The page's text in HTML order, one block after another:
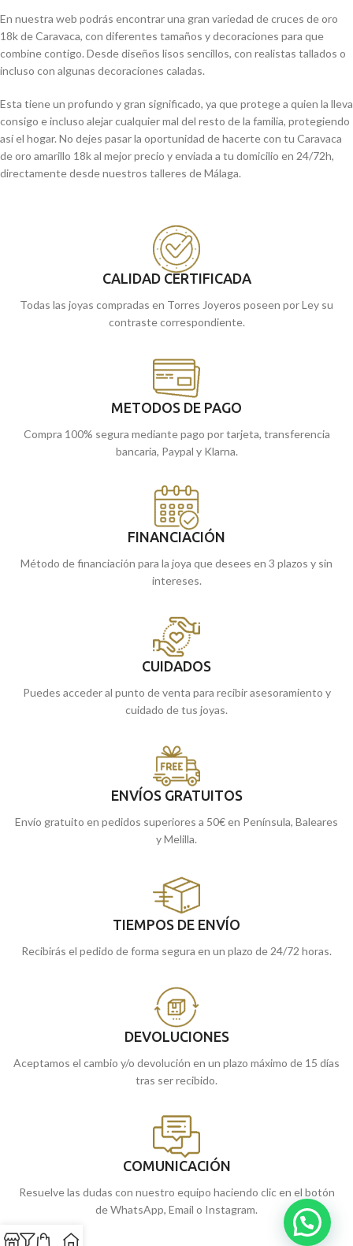
En nuestra web podrás encontrar una gran variedad de cruces de oro
18k de Caravaca, con diferentes tamaños y decoraciones para que
combine contigo. Desde diseños lisos sencillos, con realistas tallados o
incluso con algunas decoraciones caladas.
Esta tiene un profundo y gran significado, ya que protege a quien la lleva
consigo e incluso alejar cualquier mal del resto de la familia, protegiendo
así el hogar. No dejes pasar la oportunidad de hacerte con tu Caravaca
de oro amarillo 18k al mejor precio y enviada a tu domicilio en 24/72h,
directamente desde nuestros talleres de Málaga.
CALIDAD CERTIFICADA
Todas las joyas compradas en Torres Joyeros poseen por Ley su
contraste correspondiente.
METODOS DE PAGO
Compra 100% segura mediante pago por tarjeta, transferencia
bancaria, Paypal y Klarna.
FINANCIACIÓN
Método de financiación para la joya que desees en 3 plazos y sin
intereses.
CUIDADOS
Puedes acceder al punto de venta para recibir asesoramiento y
cuidado de tus joyas.
ENVÍOS GRATUITOS
Envío gratuito en pedidos superiores a 50€ en Península, Baleares
y Melilla.
TIEMPOS DE ENVÍO
Recibirás el pedido de forma segura en un plazo de 24/72 horas.
DEVOLUCIONES
Aceptamos el cambio y/o devolución en un plazo máximo de 15 días
tras ser recibido.
COMUNICACIÓN
Resuelve las dudas con nuestro equipo haciendo clic en el botón
de WhatsApp, Email o Instagram.